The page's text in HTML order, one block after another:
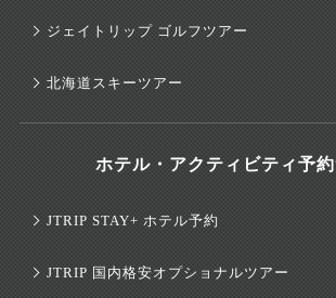
ジェイトリップ ゴルフツアー
北海道スキーツアー
ホテル・アクティビティ予
JTRIP STAY+ ホテル予約
JTRIP 国内格安オプショナルツアー